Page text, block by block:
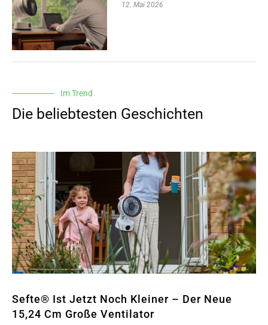
12. Mai 2026
Im Trend
Die beliebtesten Geschichten
Sefte® Ist Jetzt Noch Kleiner – Der Neue
15,24 Cm Große Ventilator